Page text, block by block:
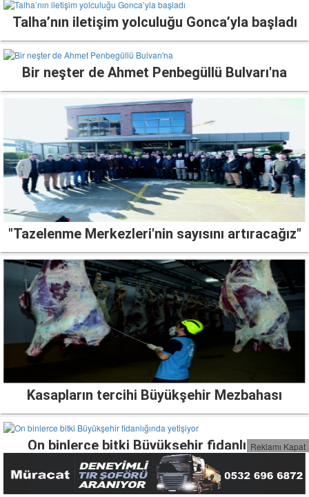
Talha’nın iletişim yolculuğu Gonca’yla başladı
Bir neşter de Ahmet Penbegüllü Bulvarı'na
"Tazelenme Merkezleri'nin sayısını artıracağız"
Kasapların tercihi Büyükşehir Mezbahası
On binlerce bitki Büyükşehir fidanlığında
yetişiyor
Reklamı Kapat